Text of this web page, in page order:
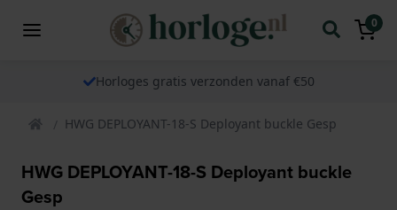
0
Horloges gratis verzonden vanaf €50
HWG DEPLOYANT-18-S Deployant buckle Gesp
HWG DEPLOYANT-18-S Deployant buckle
Gesp